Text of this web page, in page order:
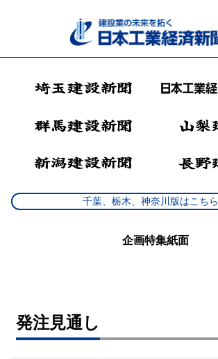
千葉、栃木、神奈川版はこちら
企画特集紙面
発注見通し